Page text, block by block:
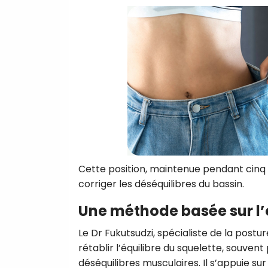
Cette position, maintenue pendant
corriger les déséquilibres du bassin.
Une méthode basée sur
Le Dr Fukutsudzi, spécialiste de la
rétablir l’équilibre du squelette,
déséquilibres musculaires. Il s’appuie